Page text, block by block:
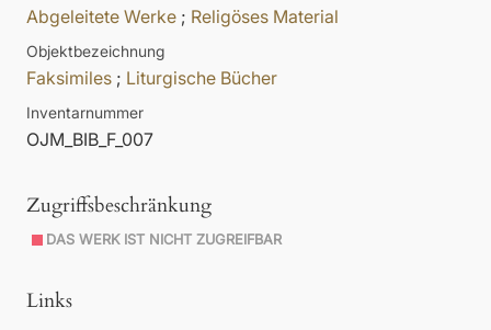
Abgeleitete Werke ; Religöses Material
Objektbezeichnung
Faksimiles ; Liturgische Bücher
Inventarnummer
OJM_BIB_F_007
Zugriffsbeschränkung
DAS WERK IST NICHT ZUGREIFBAR
Links